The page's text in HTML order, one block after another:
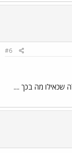
#6
שכאילו מה בכך ....